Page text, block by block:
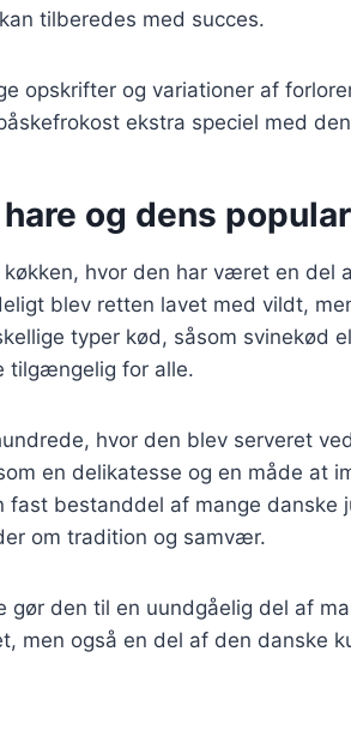
tilberedes med succes.
opskrifter og variationer af
ekstra speciel med
og dens
hvor den har været en del
blev retten lavet med vildt,
typer kød, såsom svinekød
tilgængelig for alle.
hvor den blev serveret
en delikatesse og en måde at
bestanddel af mange danske
om tradition og samvær.
den til en uundgåelig del af
men også en del af den danske